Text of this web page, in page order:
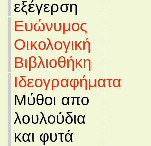
εξέγερση
Ευώνυμος
Οικολογική
Βιβλιοθήκη
Ιδεογραφήματα
Μύθοι απο
λουλούδια
και φυτά